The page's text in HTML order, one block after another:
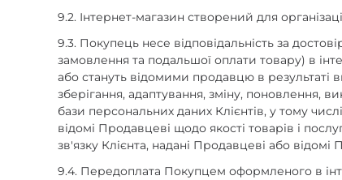
9.2. Інтернет-магазин створений для
9.3. Покупець несе відповідальність за
замовлення та подальшої оплати товару) в
або стануть відомими продавцю в
зберігання, адаптування, зміну,
бази персональних даних Клієнтів, у тому
відомі Продавцеві щодо якості товарів і
зв'язку Клієнта, надані Продавцеві або
9.4. Передоплата Покупцем оформленого в